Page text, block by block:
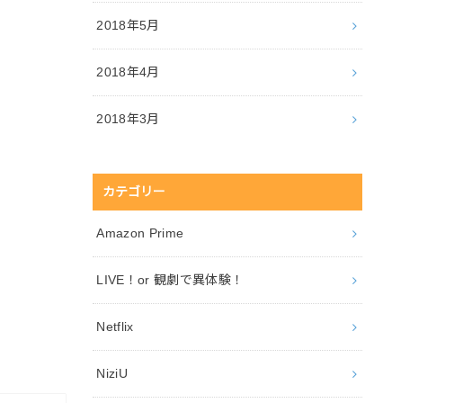
2018年5月
2018年4月
2018年3月
カテゴリー
Amazon Prime
LIVE！or 観劇で異体験！
Netflix
NiziU